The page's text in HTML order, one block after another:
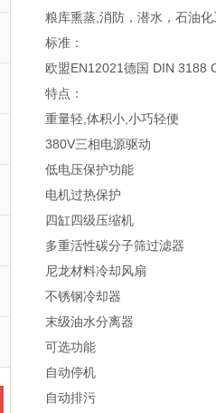
粮库熏蒸,消防，潜水，石油化
标准：
欧盟EN12021德国 DIN 3188
特点：
重量轻,体积小,小巧轻便
380V三相电源驱动
低电压保护功能
电机过热保护
四缸四级压缩机
多重活性碳分子筛过滤器
尼龙材料冷却风扇
不锈钢冷却器
末级油水分离器
可选功能
自动停机
自动排污